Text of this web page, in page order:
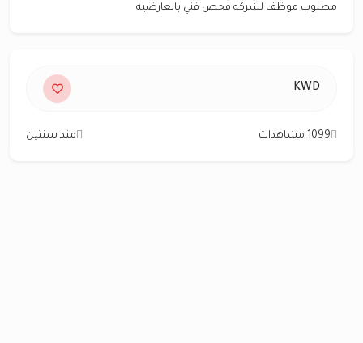
مطلوب موظف لشركه فحص فني بالعارضيه
KWD
1099 مشاهدات منذ سنتين